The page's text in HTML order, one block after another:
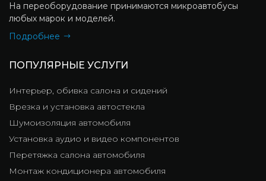
На переоборудование принимаются микроавтобусы
любых марок и моделей.
Подробнее
ПОПУЛЯРНЫЕ УСЛУГИ
Интерьер, обивка салона и сидений
Врезка и установка автостекла
Шумоизоляция автомобиля
Установка аудио и видео компонентов
Перетяжка салона автомобиля
Монтаж кондиционера автомобиля